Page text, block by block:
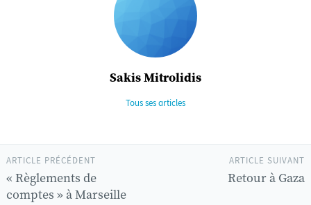
Sakis Mitrolidis
Tous ses articles
ARTICLE SUIVANT
Retour à Gaza
ARTICLE PRÉCÉDENT
« Règlements de
comptes » à Marseille